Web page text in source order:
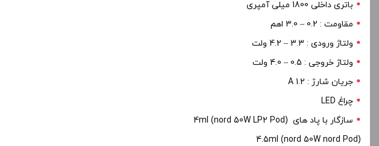
باتری داخلی 1800 میلی آمپری
مقاومت : 0.2 – 3.0 اهم
ولتاژ ورودی : 3.3 – 4.2 ولت
ولتاژ خروجی : 0.5 – 4.0 ولت
جریان شارژ : 1.2 A
چراغ LED
سازگار با پاد های 4ml (nord 50W LP2 Pod)
4.5ml (nord 50W nord Pod)